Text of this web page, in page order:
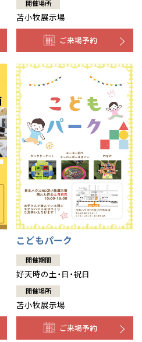
開催場所
苫小牧展示場
ご来場予約
こどもパーク
開催期間
好天時の土・日・祝日
開催場所
苫小牧展示場
ご来場予約